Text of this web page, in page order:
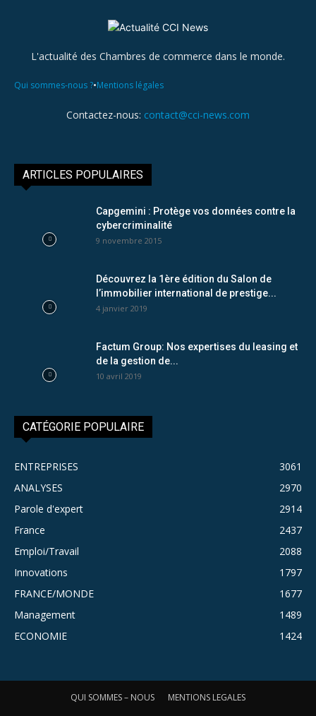
L'actualité des Chambres de commerce dans le monde.
Qui sommes-nous ?•Mentions légales
Contactez-nous: contact@cci-news.com
ARTICLES POPULAIRES
Capgemini : Protège vos données contre la
cybercriminalité
9 novembre 2015
Découvrez la 1ère édition du Salon de
l’immobilier international de prestige...
4 janvier 2019
Factum Group: Nos expertises du leasing et
de la gestion de...
10 avril 2019
CATÉGORIE POPULAIRE
ENTREPRISES
3061
ANALYSES
2970
Parole d'expert
2914
France
2437
Emploi/Travail
2088
Innovations
1797
FRANCE/MONDE
1677
Management
1489
ECONOMIE
1424
QUI SOMMES – NOUS MENTIONS LEGALES